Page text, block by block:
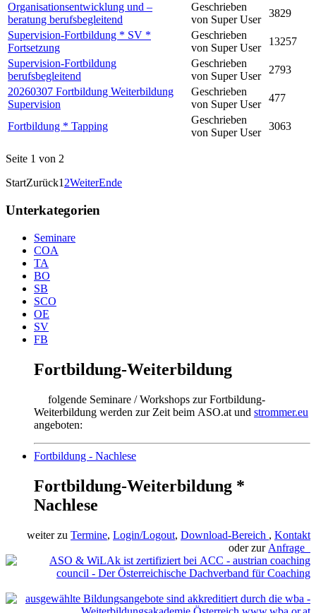
Organisationsentwicklung und –
beratung berufsbegleitend
Geschrieben
von Super User
3829
Supervision-Fortbildung * SV *
Fortsetzung
Geschrieben
von Super User
13257
Supervision-Fortbildung
berufsbegleitend
Geschrieben
von Super User
2793
20260307 Fortbildung Weiterbildung
Supervision
Geschrieben
von Super User
477
Fortbildung * Tapping
Geschrieben
von Super User
3063
Seite 1 von 2
StartZurück12WeiterEnde
Unterkategorien
Seminare
COA
TA
BO
SB
SCO
OE
SV
FB
Fortbildung-Weiterbildung
folgende Seminare / Workshops zur Fortbildung-
Weiterbildung werden zur Zeit beim ASO.at und strommer.eu
angeboten:
Fortbildung - Nachlese
Fortbildung-Weiterbildung *
Nachlese
weiter zu Termine, Login/Logout, Download-Bereich , Kontakt
oder zur Anfrage